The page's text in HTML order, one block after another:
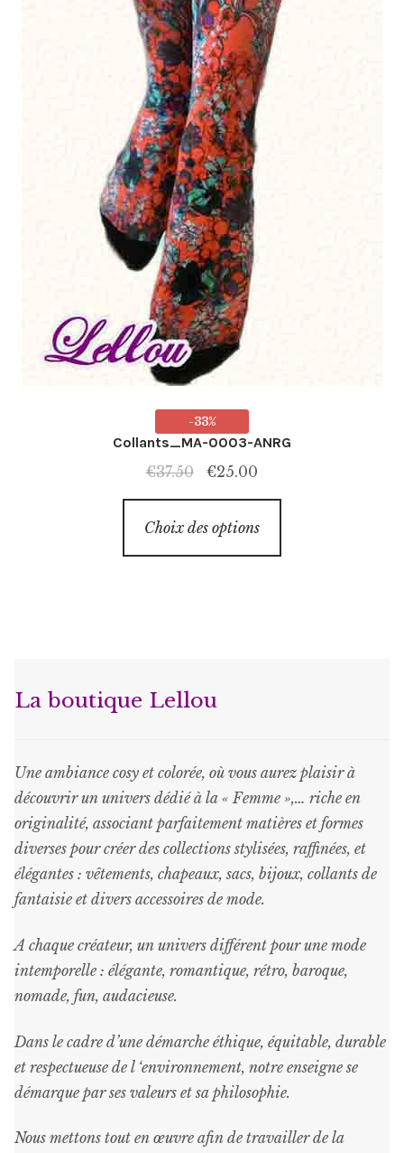
-33%
Collants_MA-0003-ANRG
€37.50
Le
prix
initial
€25.00
prix
actuel
Choix des options
a
sur
page
produit
La boutique Lellou
Une ambiance cosy et colorée, où vous aurez plaisir à
découvrir un univers dédié à la « Femme »,… riche en
originalité, associant parfaitement matières et formes
diverses pour créer des collections stylisées, raffinées, et
élégantes : vêtements, chapeaux, sacs, bijoux, collants de
fantaisie et divers accessoires de mode.
A chaque créateur, un univers différent pour une mode
intemporelle : élégante, romantique, rétro, baroque,
nomade, fun, audacieuse.
Dans le cadre d’une démarche éthique, équitable, durable
et respectueuse de l ‘environnement, notre enseigne se
démarque par ses valeurs et sa philosophie.
Nous mettons tout en œuvre afin de travailler de la